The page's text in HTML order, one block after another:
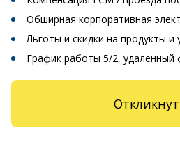
Обширная корпоративная
Льготы и скидки на продукты и
График работы 5/2,